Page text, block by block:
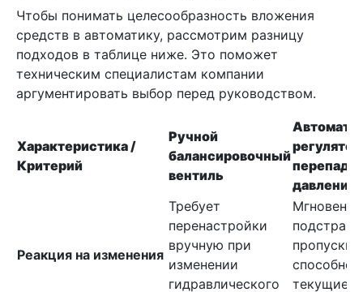
Чтобы понимать целесообразность вложения
средств в автоматику, рассмотрим разницу
подходов в таблице ниже. Это поможет
техническим специалистам компании
аргументировать выбор перед руководством.
Характеристика /
Критерий
Ручной
балансировочный
вентиль
регулятор
перепада
давлений
Реакция на изменения
Требует
перенастройки
вручную при
изменении
гидравлического
Мгновенно
текущие